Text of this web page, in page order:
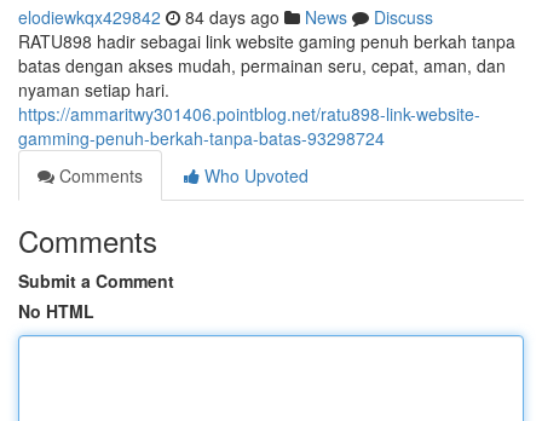
elodiewkqx429842 84 days ago News
Discuss
RATU898 hadir sebagai link website gaming penuh berkah tanpa
batas dengan akses mudah, permainan seru, cepat, aman, dan
nyaman setiap hari.
https://ammaritwy301406.pointblog.net/ratu898-link-website-
gamming-penuh-berkah-tanpa-batas-93298724
Comments
Who Upvoted
Comments
Submit a Comment
No HTML